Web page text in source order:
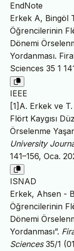
EndNote
Erkek A, Bingöl
Öğrencilerinin
Dönemi
Yordanması.
Sciences 35 1
IEEE
[1]A. Erkek ve
Flört Kaygısı
Örselenme
University
141–156, Oca.
ISNAD
Erkek, Ahsen -
Öğrencilerinin
Dönemi
Yordanması”.
Sciences35/1